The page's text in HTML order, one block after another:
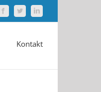
FacebookTwitterLinkedIn
Kontakt